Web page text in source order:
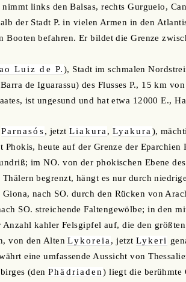
nimmt links den Balsas, rechts Gurgueio,
der Stadt P. in vielen Armen in den
Booten befahren. Er bildet die Grenze
Luiz de P.), Stadt im schmalen
de Iguarassu) des Flusses P., 15 km
ist ungesund und hat etwa 12000 E.,
Parnasós, jetztLiakura, Lyakura),
Phokis, heute auf der Grenze der
im NO. von der phokischen Ebene
begrenzt, hängt es nur durch
Giona, nach SO. durch den Rücken von
SO. streichende Faltengewölbe; in den
kahler Felsgipfel auf, die den
von den AltenLykoreia, jetzt Lykeri
eine umfassende Aussicht von
(denPhädriaden) liegt die berühmte